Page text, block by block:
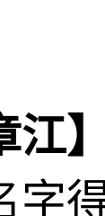
江】
得